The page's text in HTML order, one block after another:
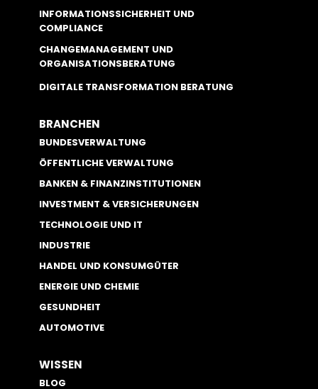
INFORMATIONSSICHERHEIT UND
COMPLIANCE
CHANGEMANAGEMENT UND
ORGANISATIONSBERATUNG
DIGITALE TRANSFORMATION BERATUNG
BRANCHEN
BUNDESVERWALTUNG
ÖFFENTLICHE VERWALTUNG
BANKEN & FINANZINSTITUTIONEN
INVESTMENT & VERSICHERUNGEN
TECHNOLOGIE UND IT
INDUSTRIE
HANDEL UND KONSUMGÜTER
ENERGIE UND CHEMIE
GESUNDHEIT
AUTOMOTIVE
WISSEN
BLOG